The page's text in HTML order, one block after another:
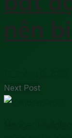
nên
Next Post